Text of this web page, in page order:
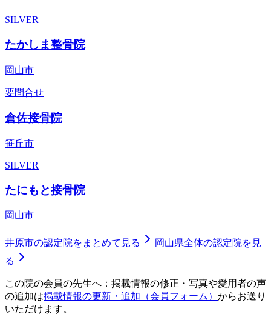
SILVER
たかしま整骨院
岡山市
要問合せ
倉佐接骨院
笹丘市
SILVER
たにもと接骨院
岡山市
井原市の認定院をまとめて見る 岡山県全体の認定院を見
る
この院の会員の先生へ：掲載情報の修正・写真や愛用者の声
の追加は掲載情報の更新・追加（会員フォーム） からお送り
いただけます。